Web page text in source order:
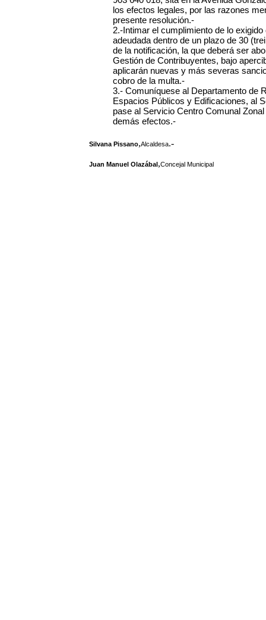
los efectos legales, por las razones
presente resolución.-
2.-Intimar el cumplimiento de lo
adeudada dentro de un plazo de 30
de la notificación, la que deberá ser
Gestión de Contribuyentes, bajo
aplicarán nuevas y más severas
cobro de la multa.-
3.- Comuníquese al Departamento de
Espacios Públicos y Edificaciones, al
pase al Servicio Centro Comunal
demás efectos.-
Silvana Pissano,Alcaldesa.-
Juan Manuel Olazábal,Concejal Municipal